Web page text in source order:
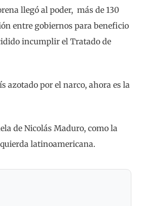
llegó al poder, más de 130
entre gobiernos para beneficio
incumplir el Tratado de
azotado por el narco, ahora es la
de Nicolás Maduro, como la
latinoamericana.